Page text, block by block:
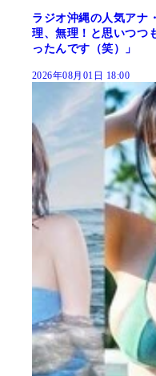
ラジオ沖縄の人気アナ
理、無理！と思いつつ
ったんです（笑）」
2026年08月01日 18:00